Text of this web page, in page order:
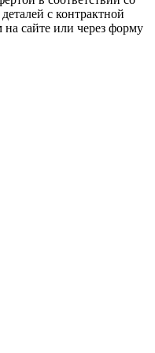
с контрактной
сайте или через форму